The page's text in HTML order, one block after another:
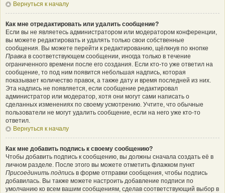
Вернуться к началу
Как мне отредактировать или удалить сообщение?
Если вы не являетесь администратором или модератором конференции,
вы можете редактировать и удалять только свои собственные
сообщения. Вы можете перейти к редактированию, щёлкнув по кнопке
Правка в соответствующем сообщении, иногда только в течение
ограниченного времени после его создания. Если кто-то уже ответил на
сообщение, то под ним появится небольшая надпись, которая
показывает количество правок, а также дату и время последней из них.
Эта надпись не появляется, если сообщение редактировал
администратор или модератор, хотя они могут сами написать о
сделанных изменениях по своему усмотрению. Учтите, что обычные
пользователи не могут удалить сообщение, если на него уже кто-то
ответил.
Вернуться к началу
Как мне добавить подпись к своему сообщению?
Чтобы добавить подпись к сообщению, вы должны сначала создать её в
личном разделе. После этого вы можете отметить флажком пункт
Присоединить подпись в форме отправки сообщения, чтобы подпись
добавилась. Вы также можете настроить добавление подписи по
умолчанию ко всем вашим сообщениям, сделав соответствующий выбор в